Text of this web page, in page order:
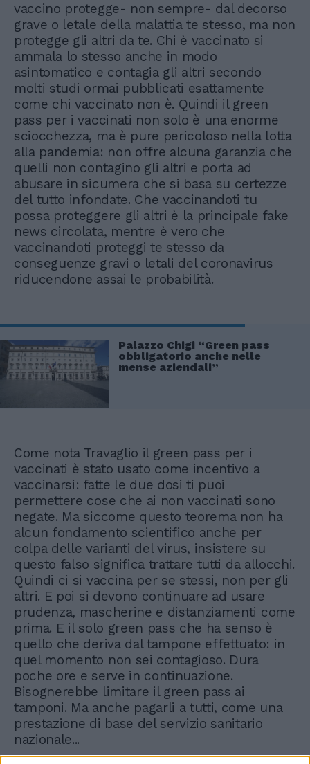
vaccino protegge- non sempre- dal decorso
grave o letale della malattia te stesso, ma non
protegge gli altri da te. Chi è vaccinato si
ammala lo stesso anche in modo
asintomatico e contagia gli altri secondo
molti studi ormai pubblicati esattamente
come chi vaccinato non è. Quindi il green
pass per i vaccinati non solo è una enorme
sciocchezza, ma è pure pericoloso nella lotta
alla pandemia: non offre alcuna garanzia che
quelli non contagino gli altri e porta ad
abusare in sicumera che si basa su certezze
del tutto infondate. Che vaccinandoti tu
possa proteggere gli altri è la principale fake
news circolata, mentre è vero che
vaccinandoti proteggi te stesso da
conseguenze gravi o letali del coronavirus
riducendone assai le probabilità.
Palazzo Chigi “Green pass
obbligatorio anche nelle
mense aziendali”
Come nota Travaglio il green pass per i
vaccinati è stato usato come incentivo a
vaccinarsi: fatte le due dosi ti puoi
permettere cose che ai non vaccinati sono
negate. Ma siccome questo teorema non ha
alcun fondamento scientifico anche per
colpa delle varianti del virus, insistere su
questo falso significa trattare tutti da allocchi.
Quindi ci si vaccina per se stessi, non per gli
altri. E poi si devono continuare ad usare
prudenza, mascherine e distanziamenti come
prima. E il solo green pass che ha senso è
quello che deriva dal tampone effettuato: in
quel momento non sei contagioso. Dura
poche ore e serve in continuazione.
Bisognerebbe limitare il green pass ai
tamponi. Ma anche pagarli a tutti, come una
prestazione di base del servizio sanitario
nazionale...